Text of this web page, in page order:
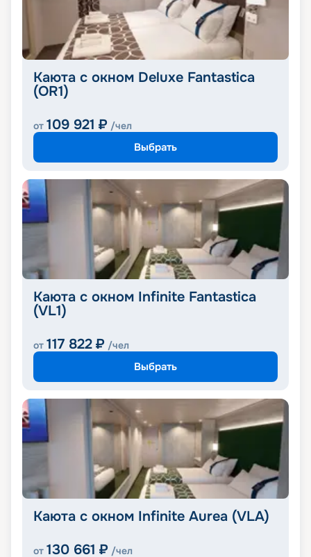
Каюта с окном Deluxe Fantastica
(OR1)
от 109 921 ₽ /чел
Выбрать
Каюта с окном Infinite Fantastica
(VL1)
от 117 822 ₽ /чел
Выбрать
Каюта с окном Infinite Aurea (VLA)
от 130 661 ₽ /чел